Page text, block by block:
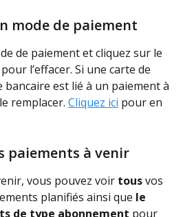
mode de paiement
de paiement et cliquez sur le
pour l’effacer. Si une carte de
est lié à un paiement à
remplacer. Cliquez ici pour en
paiements à venir
vous pouvez voir tous vos
planifiés ainsi que le
de type abonnement pour